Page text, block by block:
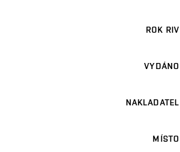
ROK RIV
VYDÁNO
NAKLADATEL
MÍSTO